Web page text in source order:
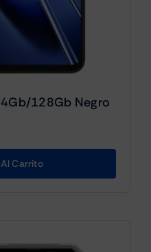
128Gb Negro
Carrito